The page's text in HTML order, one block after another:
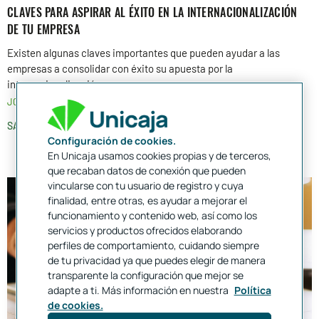
CLAVES PARA ASPIRAR AL ÉXITO EN LA INTERNACIONALIZACIÓN
DE TU EMPRESA
Existen algunas claves importantes que pueden ayudar a las
empresas a consolidar con éxito su apuesta por la
internacionalización
JOSÉ FRANCISCO POSÉ RUIZ
SABER MÁS
Configuración de cookies.
En Unicaja usamos cookies propias y de terceros,
que recaban datos de conexión que pueden
vincularse con tu usuario de registro y cuya
finalidad, entre otras, es ayudar a mejorar el
funcionamiento y contenido web, así como los
servicios y productos ofrecidos elaborando
perfiles de comportamiento, cuidando siempre
de tu privacidad ya que puedes elegir de manera
transparente la configuración que mejor se
adapte a ti. Más información en nuestra Política
de cookies.